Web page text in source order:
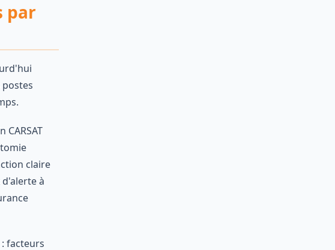
par
claire
d'alerte à
facteurs